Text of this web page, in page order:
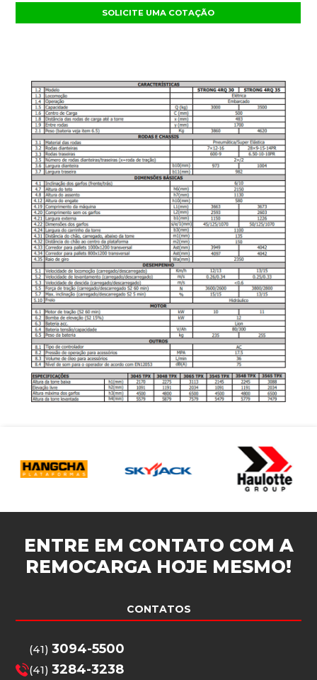
SOLICITE UMA COTAÇÃO
ENTRE EM CONTATO COM A
REMOCARGA HOJE MESMO!
CONTATOS
(41)3094-5500
(41)3284-3238